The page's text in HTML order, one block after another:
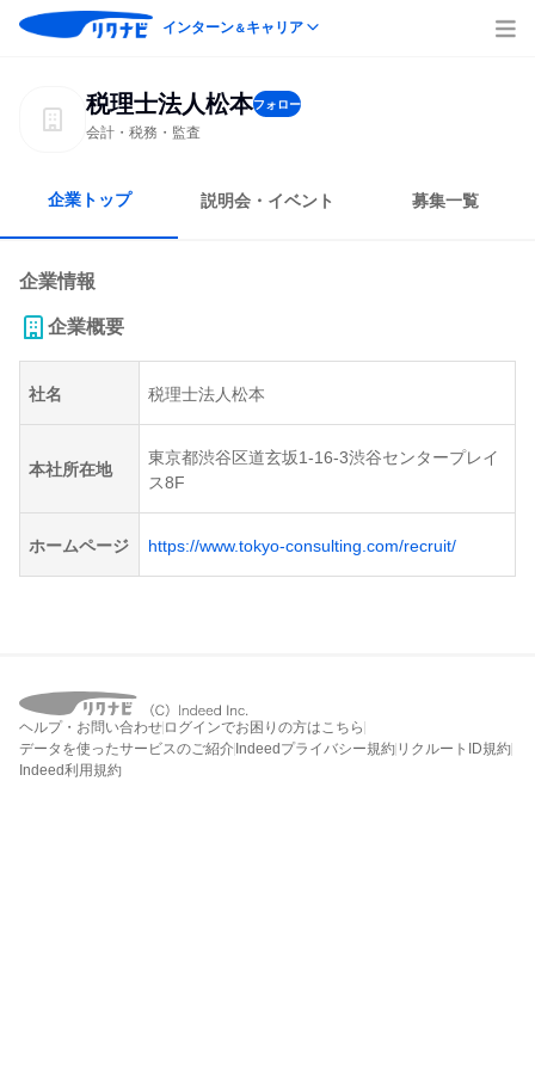
インターン＆キャリア
税理士法人松本フォロー
会計・税務・監査
企業トップ 説明会・イベント 募集一覧
企業情報
企業概要
社名 税理士法人松本
本社所在地
東京都渋谷区道玄坂1-16-3渋谷センタープレイ
ス8F
ホームページ https://www.tokyo-consulting.com/recruit/
ヘルプ・お問い合わせ ログインでお困りの方はこちら
データを使ったサービスのご紹介 Indeedプライバシー規約 リクルートID規約
Indeed利用規約